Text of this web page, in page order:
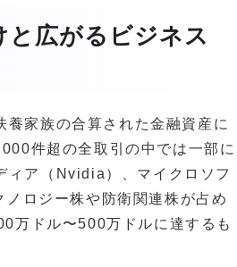
広がるビジネス
家族の合算された金融資産に
件超の全取引の中では一部に
ィア（Nvidia）、マイクロソフ
ロジー株や防衛関連株が占め
万ドル〜500万ドルに達するも